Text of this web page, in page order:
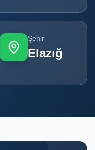
Şehir
Elazığ